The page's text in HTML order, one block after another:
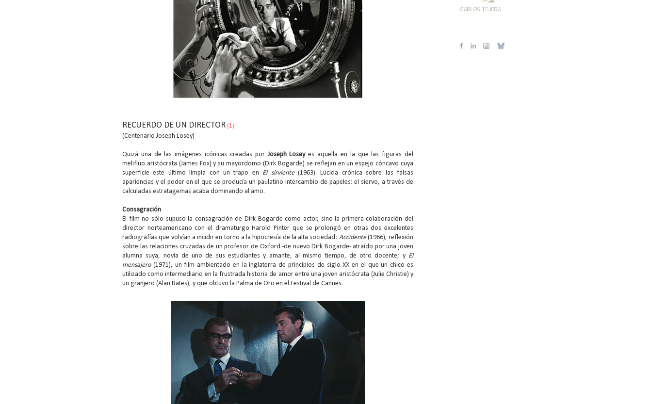
RECUERDO DE UN DIRECTOR (1)
(Centenario Joseph Losey)
Quizá una de las imágenes icónicas creadas porJoseph Loseyes aquella en la que las figuras del
melifluo aristócrata (James Fox) y su mayordomo (Dirk Bogarde) se reflejan en un espejo cóncavo cuya
superficie este último limpia con un trapo en El sirviente(1963). Lúcida crónica sobre las falsas
apariencias y el poder en el que se producía un paulatino intercambio de papeles: el siervo, a través de
calculadas estratagemas acaba dominando al amo.
Consagración
El film no sólo supuso la consagración de Dirk Bogarde como actor, sino la primera colaboración del
director norteamericano con el dramaturgo Harold Pinter que se prolongó en otras dos excelentes
radiografías que volvían a incidir en torno a la hipocresía de la alta sociedad: Accidente(1966), reflexión
sobre las relaciones cruzadas de un profesor de Oxford -de nuevo Dirk Bogarde- atraído por una joven
alumna suya, novia de uno de sus estudiantes y amante, al mismo tiempo, de otro docente; y El
mensajero(1971), un film ambientado en la Inglaterra de principios de siglo XX en el que un chico es
utilizado como intermediario en la frustrada historia de amor entre una joven aristócrata (Julie Christie) y
un granjero (Alan Bates), y que obtuvo la Palma de Oro en el Festival de Cannes.